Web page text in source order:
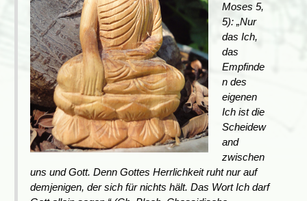
Moses 5,
5): „Nur
dasIch,
das
Empfinde
n des
eigenen
Ich ist die
Scheidew
and
zwischen
uns und Gott. Denn Gottes Herrlichkeit ruht nur auf
demjenigen, der sich für nichts hält. Das WortIch darf